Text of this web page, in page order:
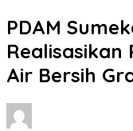
PDAM
Realisasikan
Air Bersih